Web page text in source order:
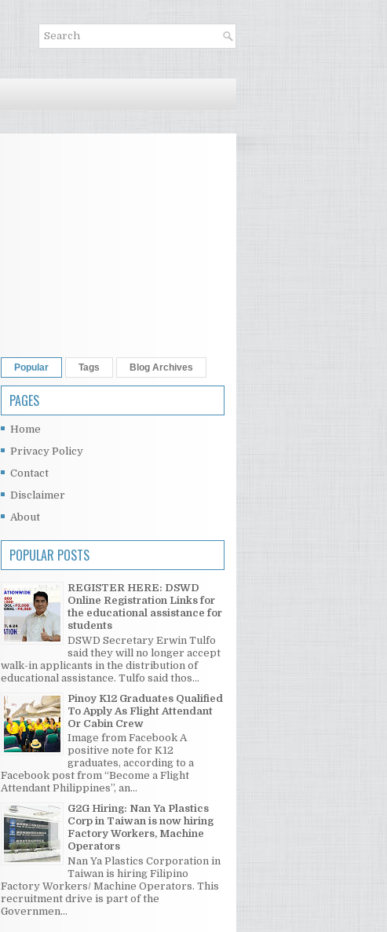
Popular Tags Blog Archives
PAGES
Home
Privacy Policy
Contact
Disclaimer
About
POPULAR POSTS
REGISTER HERE: DSWD
Online Registration Links for
the educational assistance for
students
DSWD Secretary Erwin Tulfo
said they will no longer accept
walk-in applicants in the distribution of
educational assistance. Tulfo said thos...
Pinoy K12 Graduates Qualified
To Apply As Flight Attendant
Or Cabin Crew
Image from Facebook A
positive note for K12
graduates, according to a
Facebook post from “Become a Flight
Attendant Philippines”, an...
G2G Hiring: Nan Ya Plastics
Corp in Taiwan is now hiring
Factory Workers, Machine
Operators
Nan Ya Plastics Corporation in
Taiwan is hiring Filipino
Factory Workers/ Machine Operators. This
recruitment drive is part of the
Governmen...